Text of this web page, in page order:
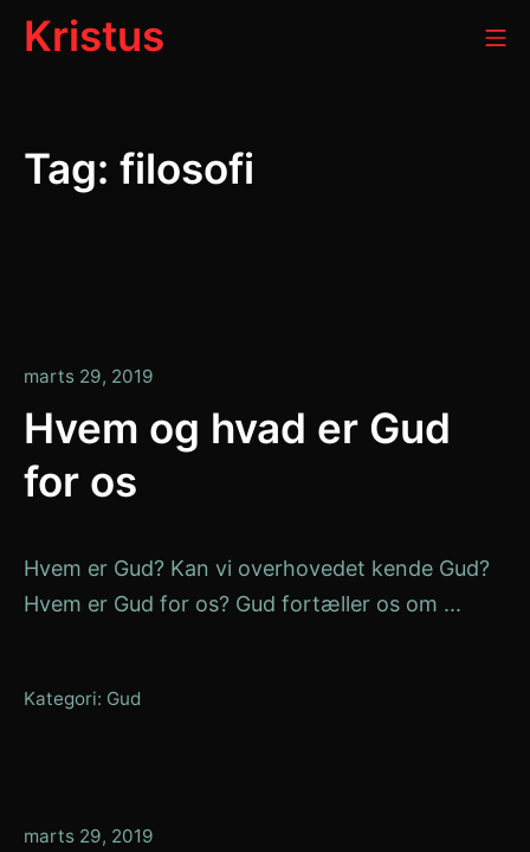
Kristus
Tag: filosofi
marts 29, 2019
2020
Hvem og hvad er Gud
for os
Hvem er Gud? Kan vi overhovedet kende Gud?
Hvem er Gud for os? Gud fortæller os om ...
Kategori: Gud
marts 29, 2019